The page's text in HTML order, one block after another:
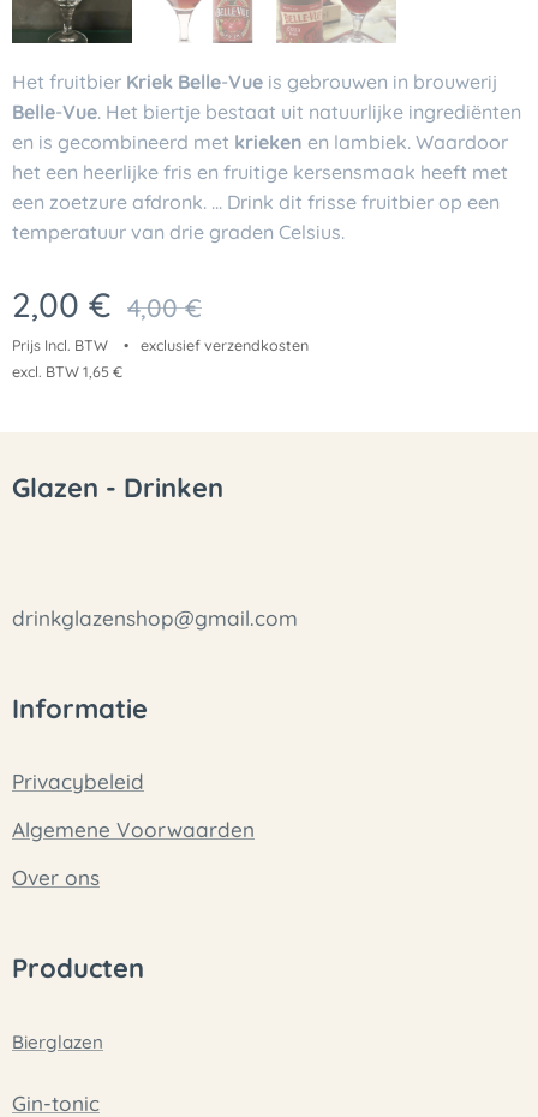
Het fruitbier Kriek Belle-Vue is gebrouwen in brouwerij
Belle-Vue. Het biertje bestaat uit natuurlijke ingrediënten
en is gecombineerd met krieken en lambiek. Waardoor
het een heerlijke fris en fruitige kersensmaak heeft met
een zoetzure afdronk. ... Drink dit frisse fruitbier op een
temperatuur van drie graden Celsius.
2,00 € 4,00€
Prijs Incl. BTW
exclusief verzendkosten
excl. BTW 1,65 €
Glazen - Drinken
drinkglazenshop@gmail.com
Informatie
Privacybeleid
Algemene Voorwaarden
Over ons
Producten
Bierglazen
Gin-tonic